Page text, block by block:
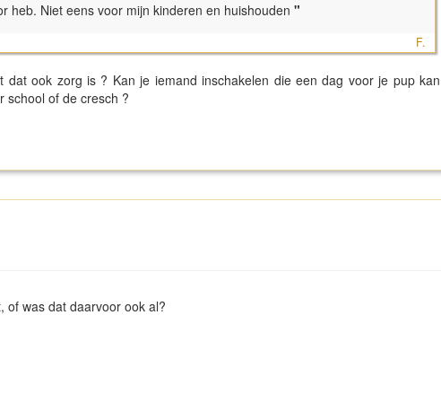
heb. Niet eens voor mijn kinderen en huishouden "
F.
dat ook zorg is ? Kan je iemand inschakelen die een dag voor je pup kan
school of de cresch ?
of was dat daarvoor ook al?